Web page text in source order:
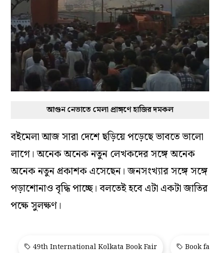
আগুন নেভাতে মেলা প্রাঙ্গণে হাজির দমকল
বইমেলা আজ সারা দেশে ছড়িয়ে পড়েছে ভাবতে ভালো
লাগে। অনেক অনেক নতুন লেখকদের সঙ্গে অনেক
অনেক নতুন প্রকাশক এসেছেন। জনসংখ্যার সঙ্গে সঙ্গে
পড়াশোনাও বৃদ্ধি পাচ্ছে। বলতেই হবে এটা একটা জাতির
পক্ষে সুলক্ষণ।
49th International Kolkata Book Fair Book fair